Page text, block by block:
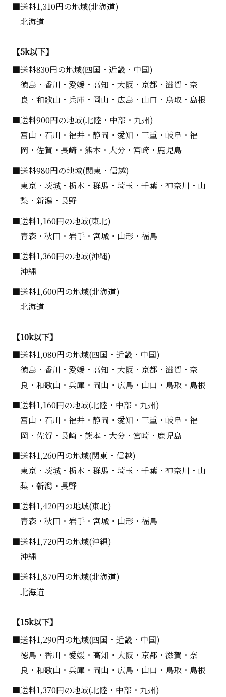
■送料1,310円の地域(北海道)
北海道
【5k以下】
■送料830円の地域(四国・近畿・中国)
徳島・香川・愛媛・高知・大阪・京都・滋賀・奈
良・和歌山・兵庫・岡山・広島・山口・鳥取・島根
■送料900円の地域(北陸・中部・九州)
富山・石川・福井・静岡・愛知・三重・岐阜・福
岡・佐賀・長崎・熊本・大分・宮崎・鹿児島
■送料980円の地域(関東・信越)
東京・茨城・栃木・群馬・埼玉・千葉・神奈川・山
梨・新潟・長野
■送料1,160円の地域(東北)
青森・秋田・岩手・宮城・山形・福島
■送料1,360円の地域(沖縄)
沖縄
■送料1,600円の地域(北海道)
北海道
【10k以下】
■送料1,080円の地域(四国・近畿・中国)
徳島・香川・愛媛・高知・大阪・京都・滋賀・奈
良・和歌山・兵庫・岡山・広島・山口・鳥取・島根
■送料1,160円の地域(北陸・中部・九州)
富山・石川・福井・静岡・愛知・三重・岐阜・福
岡・佐賀・長崎・熊本・大分・宮崎・鹿児島
■送料1,260円の地域(関東・信越)
東京・茨城・栃木・群馬・埼玉・千葉・神奈川・山
梨・新潟・長野
■送料1,420円の地域(東北)
青森・秋田・岩手・宮城・山形・福島
■送料1,720円の地域(沖縄)
沖縄
■送料1,870円の地域(北海道)
北海道
【15k以下】
■送料1,290円の地域(四国・近畿・中国)
徳島・香川・愛媛・高知・大阪・京都・滋賀・奈
良・和歌山・兵庫・岡山・広島・山口・鳥取・島根
■送料1,370円の地域(北陸・中部・九州)